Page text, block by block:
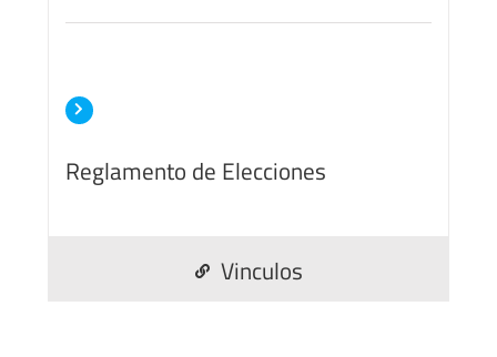
Reglamento de Elecciones
Vinculos